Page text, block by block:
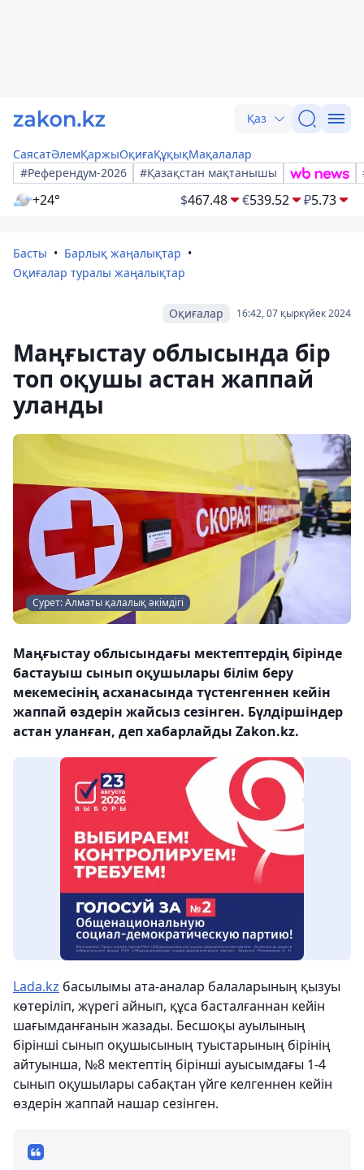
Қаз
СаясатӘлемҚаржыОқиғаҚұқықМақалалар
#Референдум-2026
#Қазақстан мақтанышы
+24° $467.48 €539.52 ₽5.73
Басты
Барлық жаңалықтар
Оқиғалар туралы жаңалықтар
16:42, 07 қыркүйек 2024
Оқиғалар
Маңғыстау облысында бір
топ оқушы астан жаппай
уланды
Сурет: Алматы қалалық әкімдігі
Маңғыстау облысындағы мектептердің бірінде
бастауыш сынып оқушылары білім беру
мекемесінің асханасында түстенгеннен кейін
жаппай өздерін жайсыз сезінген. Бүлдіршіндер
астан уланған, деп хабарлайды Zakon.kz.
Lada.kz басылымы ата-аналар балаларының қызуы
көтеріліп, жүрегі айнып, құса басталғаннан кейін
шағымданғанын жазады. Бесшоқы ауылының
бірінші сынып оқушысының туыстарының бірінің
айтуынша, №8 мектептің бірінші ауысымдағы 1-4
сынып оқушылары сабақтан үйге келгеннен кейін
өздерін жаппай нашар сезінген.